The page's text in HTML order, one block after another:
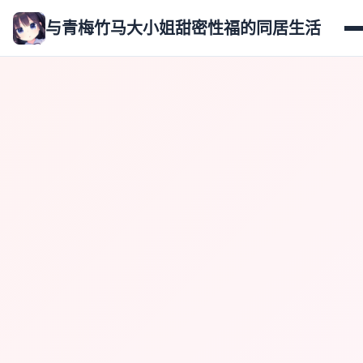
与青梅竹马大小姐甜密性福的同居生活